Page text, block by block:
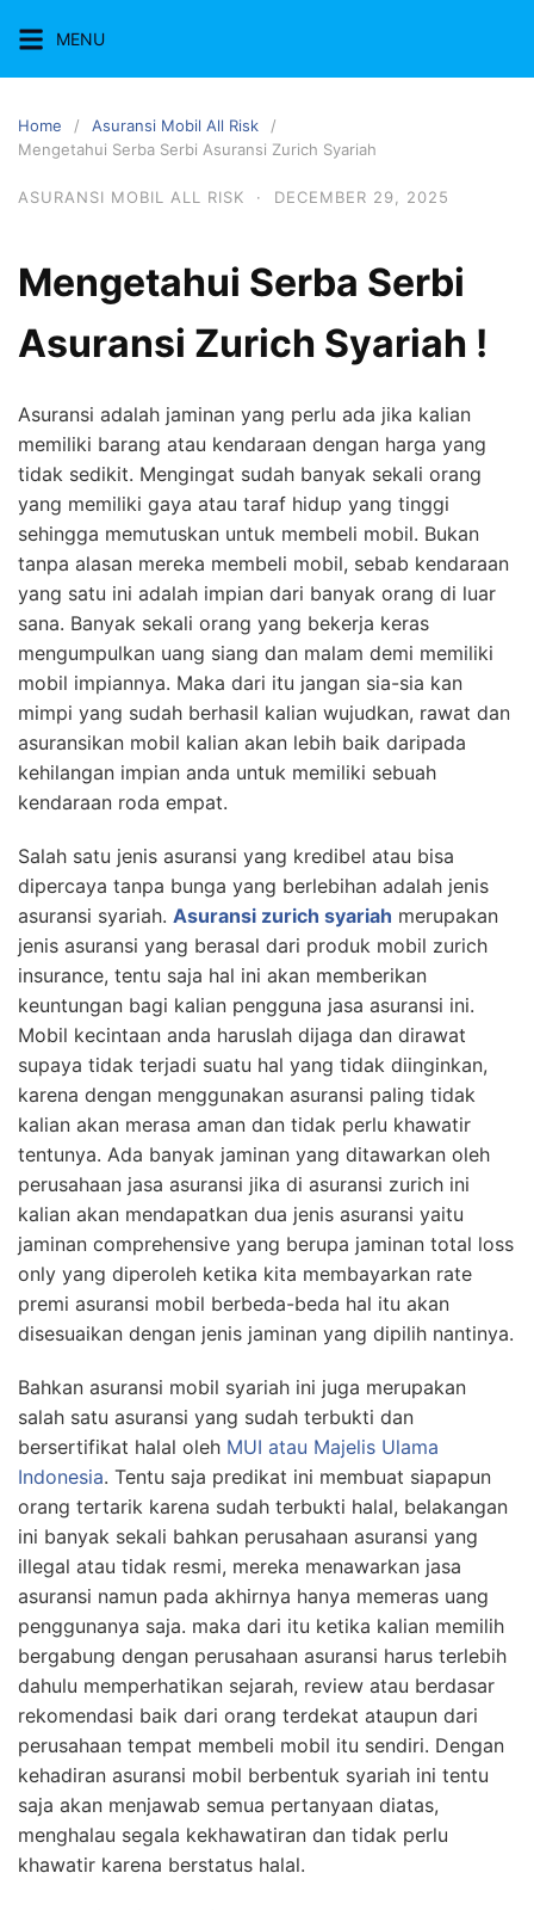
content
MENU
Home
Asuransi Mobil All Risk
Mengetahui Serba Serbi Asuransi Zurich Syariah
ASURANSI MOBIL ALL RISK · DECEMBER 29, 2025
Mengetahui Serba Serbi
Asuransi Zurich Syariah !
Asuransi adalah jaminan yang perlu ada jika kalian
memiliki barang atau kendaraan dengan harga yang
tidak sedikit. Mengingat sudah banyak sekali orang
yang memiliki gaya atau taraf hidup yang tinggi
sehingga memutuskan untuk membeli mobil. Bukan
tanpa alasan mereka membeli mobil, sebab kendaraan
yang satu ini adalah impian dari banyak orang di luar
sana. Banyak sekali orang yang bekerja keras
mengumpulkan uang siang dan malam demi memiliki
mobil impiannya. Maka dari itu jangan sia-sia kan
mimpi yang sudah berhasil kalian wujudkan, rawat dan
asuransikan mobil kalian akan lebih baik daripada
kehilangan impian anda untuk memiliki sebuah
kendaraan roda empat.
Salah satu jenis asuransi yang kredibel atau bisa
dipercaya tanpa bunga yang berlebihan adalah jenis
asuransi syariah. Asuransi zurich syariah merupakan
jenis asuransi yang berasal dari produk mobil zurich
insurance, tentu saja hal ini akan memberikan
keuntungan bagi kalian pengguna jasa asuransi ini.
Mobil kecintaan anda haruslah dijaga dan dirawat
supaya tidak terjadi suatu hal yang tidak diinginkan,
karena dengan menggunakan asuransi paling tidak
kalian akan merasa aman dan tidak perlu khawatir
tentunya. Ada banyak jaminan yang ditawarkan oleh
perusahaan jasa asuransi jika di asuransi zurich ini
kalian akan mendapatkan dua jenis asuransi yaitu
jaminan comprehensive yang berupa jaminan total loss
only yang diperoleh ketika kita membayarkan rate
premi asuransi mobil berbeda-beda hal itu akan
disesuaikan dengan jenis jaminan yang dipilih nantinya.
Bahkan asuransi mobil syariah ini juga merupakan
salah satu asuransi yang sudah terbukti dan
bersertifikat halal oleh MUI atau Majelis Ulama
Indonesia. Tentu saja predikat ini membuat siapapun
orang tertarik karena sudah terbukti halal, belakangan
ini banyak sekali bahkan perusahaan asuransi yang
illegal atau tidak resmi, mereka menawarkan jasa
asuransi namun pada akhirnya hanya memeras uang
penggunanya saja. maka dari itu ketika kalian memilih
bergabung dengan perusahaan asuransi harus terlebih
dahulu memperhatikan sejarah, review atau berdasar
rekomendasi baik dari orang terdekat ataupun dari
perusahaan tempat membeli mobil itu sendiri. Dengan
kehadiran asuransi mobil berbentuk syariah ini tentu
saja akan menjawab semua pertanyaan diatas,
menghalau segala kekhawatiran dan tidak perlu
khawatir karena berstatus halal.